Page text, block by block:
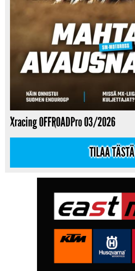
Xracing OFFROADPro 03/2026
TILAA TÄSTÄ